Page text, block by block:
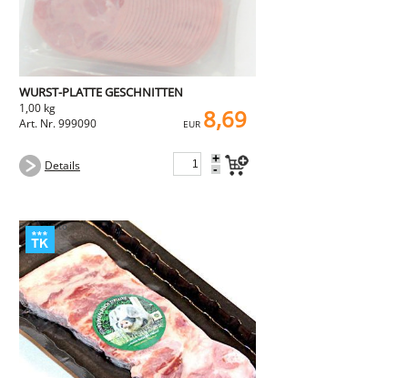
WURST-PLATTE GESCHNITTEN
1,00 kg
Art. Nr. 999090
EUR 8,69
Details +
-